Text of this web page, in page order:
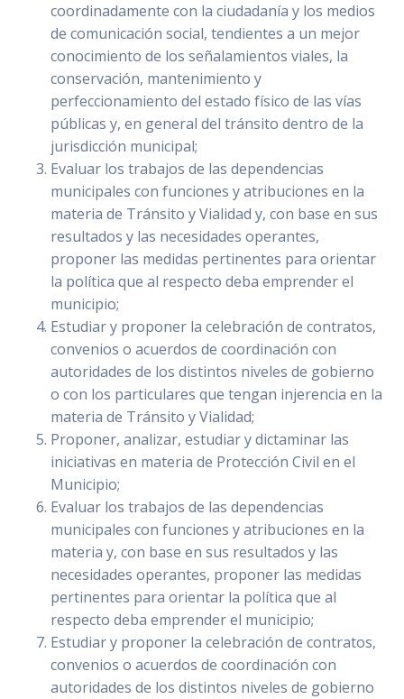
coordinadamente con la ciudadanía y los medios
de comunicación social, tendientes a un mejor
conocimiento de los señalamientos viales, la
conservación, mantenimiento y
perfeccionamiento del estado físico de las vías
públicas y, en general del tránsito dentro de la
jurisdicción municipal;
Evaluar los trabajos de las dependencias
municipales con funciones y atribuciones en la
materia de Tránsito y Vialidad y, con base en sus
resultados y las necesidades operantes,
proponer las medidas pertinentes para orientar
la política que al respecto deba emprender el
municipio;
Estudiar y proponer la celebración de contratos,
convenios o acuerdos de coordinación con
autoridades de los distintos niveles de gobierno
o con los particulares que tengan injerencia en la
materia de Tránsito y Vialidad;
Proponer, analizar, estudiar y dictaminar las
iniciativas en materia de Protección Civil en el
Municipio;
Evaluar los trabajos de las dependencias
municipales con funciones y atribuciones en la
materia y, con base en sus resultados y las
necesidades operantes, proponer las medidas
pertinentes para orientar la política que al
respecto deba emprender el municipio;
Estudiar y proponer la celebración de contratos,
convenios o acuerdos de coordinación con
autoridades de los distintos niveles de gobierno